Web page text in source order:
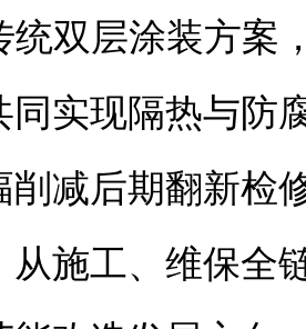
统双层涂装方案
同实现隔热与防
削减后期翻新检
从施工、维保全